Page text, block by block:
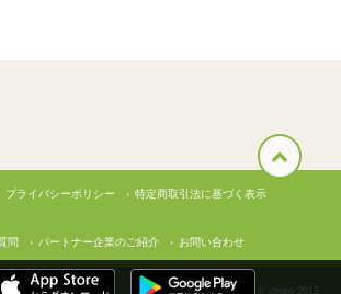
プライバシーポリシー 特定商取引法に基づく表示
問 パートナー企業のご紹介 お問い合わせ
© creato 2015